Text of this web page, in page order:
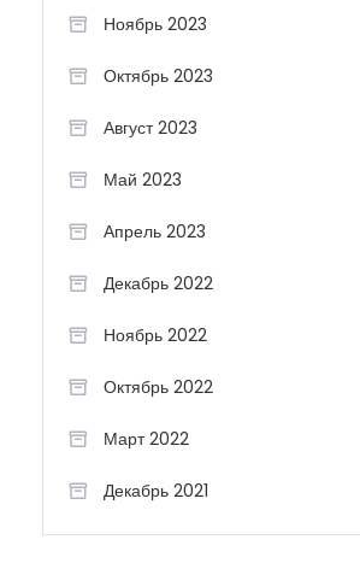
Ноябрь 2023
Октябрь 2023
Август 2023
Май 2023
Апрель 2023
Декабрь 2022
Ноябрь 2022
Октябрь 2022
Март 2022
Декабрь 2021